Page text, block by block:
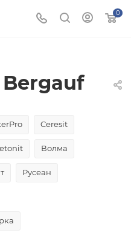
0
Ceresit
Волма
Русеан